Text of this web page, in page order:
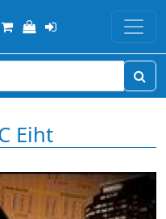
Eiht